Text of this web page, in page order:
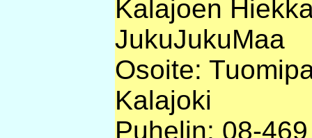
Kalajoen
JukuJukuMaa
Osoite:
Kalajoki
Puhelin: 08-